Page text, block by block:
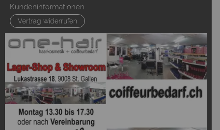
Kundeninformationen
Vertrag widerrufen